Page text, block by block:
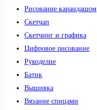
Рисование карандашом
Скетчап
Скетчинг и графика
Цифровое рисование
Рукоделие
Батик
Вышивка
Вязание спицами